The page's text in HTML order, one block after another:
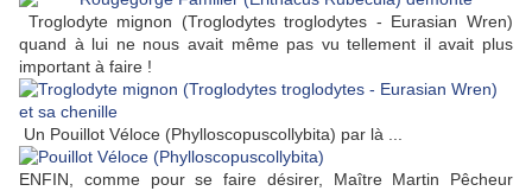
Troglodyte mignon (Troglodytes troglodytes - Eurasian Wren)
quand à lui ne nous avait même pas vu tellement il avait plus
important à faire !
Un Pouillot Véloce (Phylloscopuscollybita) par là ...
ENFIN, comme pour se faire désirer, Maître Martin Pêcheur